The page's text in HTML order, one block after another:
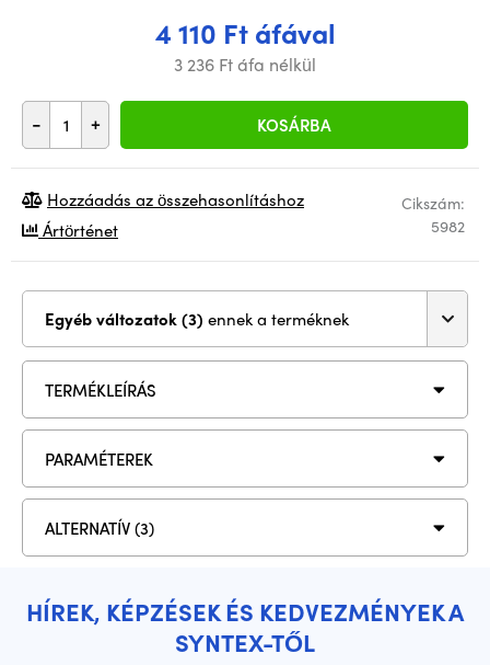
4 110 Ft áfával
3 236 Ft áfa nélkül
- + KOSÁRBA
Cikszám:
5982
Hozzáadás az összehasonlításhoz
Ártörténet
Egyéb változatok (3) ennek a terméknek
TERMÉKLEÍRÁS
PARAMÉTEREK
ALTERNATÍV (3)
HÍREK, KÉPZÉSEK ÉS KEDVEZMÉNYEK A
SYNTEX-TŐL